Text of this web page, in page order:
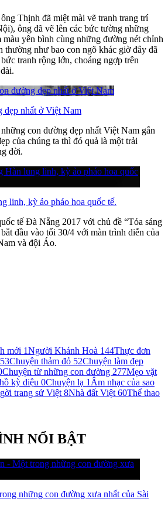
Thịnh đã miệt mài vẽ tranh trang trí
ông đã vẽ lên các bức tường những
màu yên bình cùng những đường nét chỉnh
thường như bao con ngõ khác giờ đây đã
tranh rộng lớn, choáng ngợp trên
đẹp nhất ở Việt Nam
con đường đẹp nhất Việt Nam gắn
của chúng ta thì đó quả là một trải
đời.
linh, kỳ ảo pháo hoa quốc tế.
tế Đà Nẵng 2017 với chủ đề “Tỏa sáng
đầu vào tối 30/4 với màn trình diễn của
và đội Áo.
mới 1Người Khánh Hoà 144Thực đơn
53Chuyện thảm đỏ 52Chuyện làm đẹp
Chuyện từ những con đường 277Mẹo vặt
kỳ diệu 0Chuyện lạ 1 Âm nhạc của sao
trang sử Việt 8Nhà đất Việt 60Thể thao
NỔI BẬT
những con đường xưa nhất của Sài